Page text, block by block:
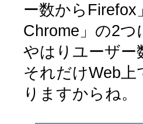
ー数から
Chrome」の2
やはりユーザー
それだけWeb
りますからね。